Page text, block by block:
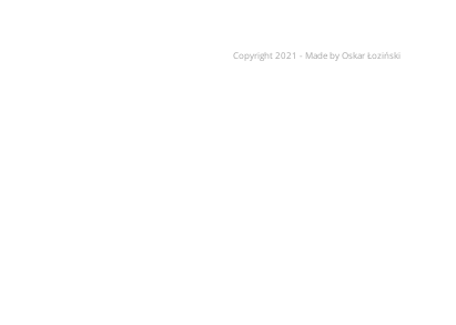
Copyright 2021 - Made by Oskar Łoziński